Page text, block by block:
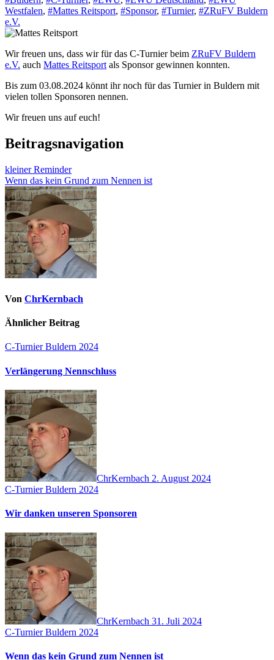
Westfalen, #Mattes Reitsport, #Sponsor, #Turnier, #ZRuFV Buldern
e.V.
Wir freuen uns, dass wir für das C-Turnier beim ZRuFV Buldern
e.V. auch Mattes Reitsport als Sponsor gewinnen konnten.
Bis zum 03.08.2024 könnt ihr noch für das Turnier in Buldern mit
vielen tollen Sponsoren nennen.
Wir freuen uns auf euch!
Beitragsnavigation
kleiner Reminder
Wenn das kein Grund zum Nennen ist
Von ChrKernbach
Ähnlicher Beitrag
C-Turnier Buldern 2024
Verlängerung Nennschluss
ChrKernbach 2. August 2024
C-Turnier Buldern 2024
Wir danken unseren Sponsoren
ChrKernbach 31. Juli 2024
C-Turnier Buldern 2024
Wenn das kein Grund zum Nennen ist